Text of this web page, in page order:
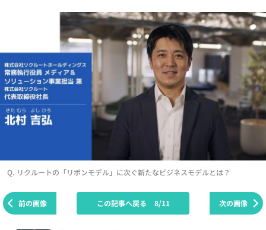
Q. リクルートの「リボンモデル」に次ぐ新たなビジネスモデルとは？
前の画像 次の画像
この記事へ戻る 8/11